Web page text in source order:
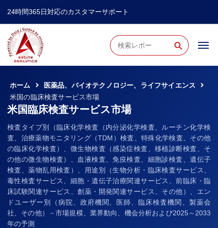
24時間365日対応のカスタマーサポート
⚲
ホーム
医薬品、バイオテクノロジー、ライフサイエンス
米国の臨床検査サービス市場
米国臨床検査サービス市場
検査タイプ別（臨床化学検査（内分泌化学検査、ルーチン化学検
査、治療薬物モニタリング（TDM）検査、特殊化学検査、その他
の臨床化学検査）、微生物検査（感染症検査、移植診断検査、そ
の他の微生物検査）、血液検査、免疫検査、細胞診検査、遺伝子
検査、薬物乱用検査）、用途別（生物分析・臨床検査サービス、
毒性検査サービス、細胞・遺伝子治療関連サービス、前臨床・臨
床試験関連サービス、創薬・開発関連サービス、その他）、エン
ドユーザー別（病院、政府機関、医師、臨床検査機関、製薬会
社、その他）－市場規模、業界動向、機会分析および2025～2033
年の予測